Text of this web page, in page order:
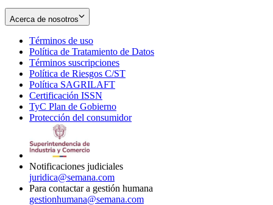
Acerca de nosotros
Términos de uso
in
new
window
Política de Tratamiento de Datos
Términos suscripciones
in
Política de Riesgos C/ST
Política SAGRILAFT
new
window
Certificación ISSN
in
new
TyC Plan de Gobierno
in
Protección del consumidorOpens
Notificaciones judiciales
juridica@semana.com
Para contactar a gestión humana
gestionhumana@semana.com